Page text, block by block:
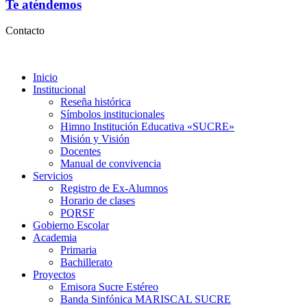
Te aténdemos
Contacto
Inicio
Institucional
Reseña histórica
Símbolos institucionales
Himno Institución Educativa «SUCRE»
Misión y Visión
Docentes
Manual de convivencia
Servicios
Registro de Ex-Alumnos
Horario de clases
PQRSF
Gobierno Escolar
Academia
Primaria
Bachillerato
Proyectos
Emisora Sucre Estéreo
Banda Sinfónica MARISCAL SUCRE